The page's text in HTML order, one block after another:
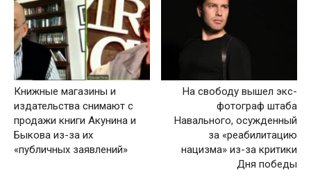
Книжные магазины и
издательства снимают с
продажи книги Акунина и
Быкова из-за их
«публичных заявлений»
На свободу вышел экс-
фотограф штаба
Навального, осужденный
за «реабилитацию
нацизма» из-за критики
Дня победы